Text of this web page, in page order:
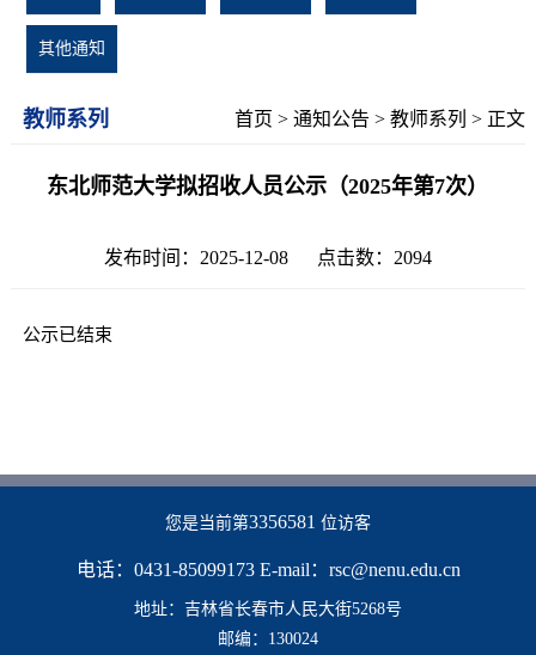
其他通知
教师系列 首页 >通知公告 >教师系列 > 正文
东北师范大学拟招收人员公示（2025年第7次）
发布时间：2025-12-08 点击数： 2094
公示已结束
您是当前第3356581 位访客
电话：0431-85099173 E-mail：rsc@nenu.edu.cn
地址：吉林省长春市人民大街5268号
邮编：130024